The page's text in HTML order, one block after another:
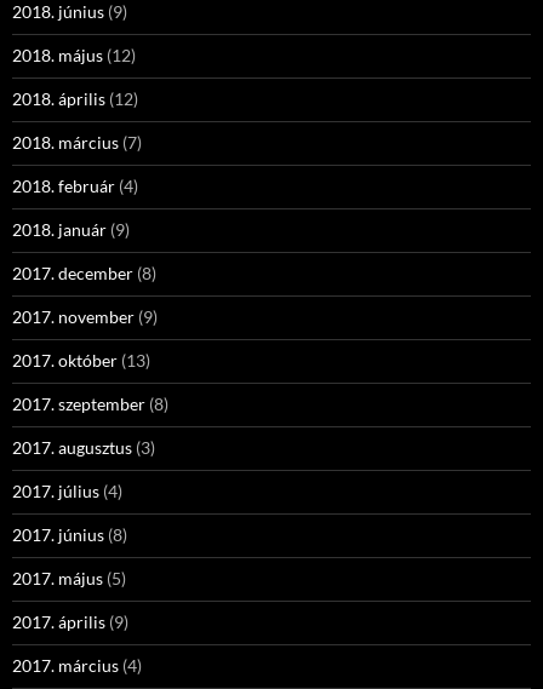
2018. június (9)
2018. május (12)
2018. április (12)
2018. március (7)
2018. február (4)
2018. január (9)
2017. december (8)
2017. november (9)
2017. október (13)
2017. szeptember (8)
2017. augusztus (3)
2017. július (4)
2017. június (8)
2017. május (5)
2017. április (9)
2017. március (4)